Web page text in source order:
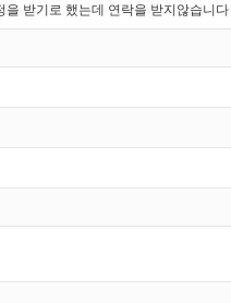
받기로 했는데 연락을 받지않습니다